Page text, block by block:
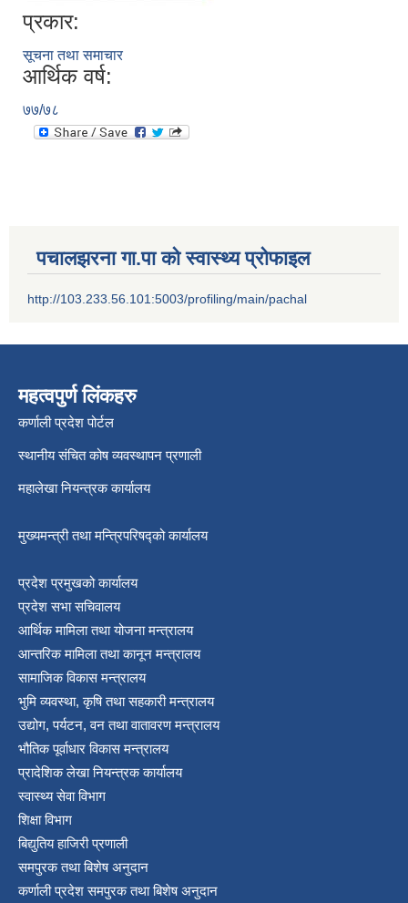
प्रकार:
सूचना तथा समाचार
आर्थिक वर्ष:
७७/७८
पचालझरना गा.पा को स्वास्थ्य प्रोफाइल
http://103.233.56.101:5003/profiling/main/pachal
महत्वपुर्ण लिंकहरु
कर्णाली प्रदेश पोर्टल
स्थानीय संचित कोष व्यवस्थापन प्रणाली
महालेखा नियन्त्रक कार्यालय
मुख्यमन्त्री तथा मन्त्रिपरिषद्को कार्यालय
प्रदेश प्रमुखको कार्यालय
प्रदेश सभा सचिवालय
आर्थिक मामिला तथा योजना मन्त्रालय
आन्तरिक मामिला तथा कानून मन्त्रालय
सामाजिक विकास मन्त्रालय
भुमि व्यवस्था, कृषि तथा सहकारी मन्त्रालय
उद्योग, पर्यटन, वन तथा वातावरण मन्त्रालय
भौतिक पूर्वाधार विकास मन्त्रालय
प्रादेशिक लेखा नियन्त्रक कार्यालय
स्वास्थ्य सेवा विभाग
शिक्षा विभाग
बिद्युतिय हाजिरी प्रणाली
समपुरक तथा बिशेष अनुदान
कर्णाली प्रदेश समपुरक तथा बिशेष अनुदान